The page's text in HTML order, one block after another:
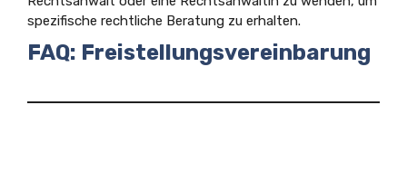
spezifische rechtliche Beratung zu erhalten.
FAQ: Freistellungsvereinbarung